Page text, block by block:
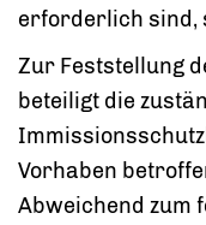
erforderlich sind,
Zur Feststellung
beteiligt die
Vorhaben
Abweichend zum